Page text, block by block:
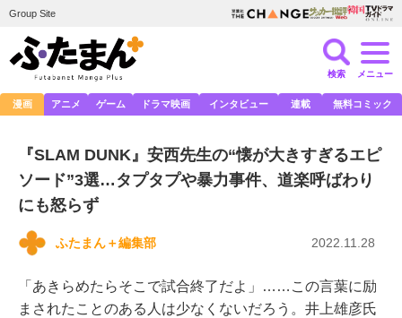
Group Site
検索 メニュー
漫画 アニメ ゲーム ドラマ映画 インタビュー 連載 無料コミック
『SLAM DUNK』安西先生の“懐が大きすぎるエピ
ソード”3選…タプタプや暴力事件、道楽呼ばわり
にも怒らず
ふたまん＋編集部 2022.11.28
「あきらめたらそこで試合終了だよ」……この言葉に励
まされたことのある人は少なくないだろう。井上雄彦氏